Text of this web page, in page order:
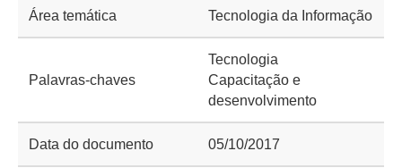
Área temática Tecnologia da Informação
Palavras-chaves
Tecnologia
Capacitação e
desenvolvimento
Data do documento 05/10/2017